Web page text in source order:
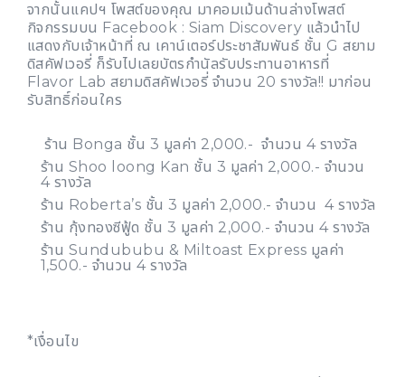
จากนั้นแคปฯ โพสต์ของคุณ มาคอมเม้นด้านล่างโพสต์
กิจกรรมบน Facebook : Siam Discovery แล้วนำไป
แสดงกับเจ้าหน้าที่ ณ เคาน์เตอร์ประชาสัมพันธ์ ชั้น G สยาม
ดิสคัฟเวอรี่ ก็รับไปเลยบัตรกำนัลรับประทานอาหารที่
Flavor Lab สยามดิสคัฟเวอรี่ จำนวน 20 รางวัล!! มาก่อน
รับสิทธิ์ก่อนใคร
ร้าน Bonga ชั้น 3 มูลค่า 2,000.- จำนวน 4 รางวัล
ร้าน Shoo loong Kan ชั้น 3 มูลค่า 2,000.- จำนวน
4 รางวัล
ร้าน Roberta’s ชั้น 3 มูลค่า 2,000.- จำนวน 4 รางวัล
ร้าน กุ้งทองซีฟู้ด ชั้น 3 มูลค่า 2,000.- จำนวน 4 รางวัล
ร้าน Sundububu & Miltoast Express มูลค่า
1,500.- จำนวน 4 รางวัล
*เงื่อนไข